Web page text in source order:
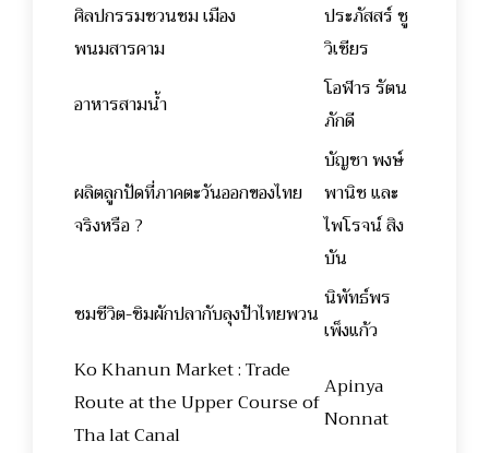
ศิลปกรรมชวนชม เมือง
พนมสารคาม
ประภัสสร์ ชู
วิเชียร
อาหารสามน้ำ
โอฬาร รัตน
ภักดี
ผลิตลูกปัดที่ภาคตะวันออกของไทย
จริงหรือ ?
บัญชา พงษ์
พานิช และ
ไพโรจน์ สิง
บัน
ชมชีวิต-ชิมผักปลากับลุงป้าไทยพวน
นิพัทธ์พร
เพ็งแก้ว
Ko Khanun Market : Trade
Route at the Upper Course of
Tha lat Canal
Apinya
Nonnat